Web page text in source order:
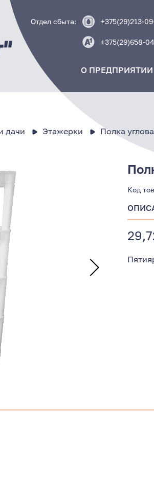
Отдел сбыта: +375(29)213-
+375(29)658-
О ПРЕДПРИЯТИИ
дачи Этажерки Полка
Код